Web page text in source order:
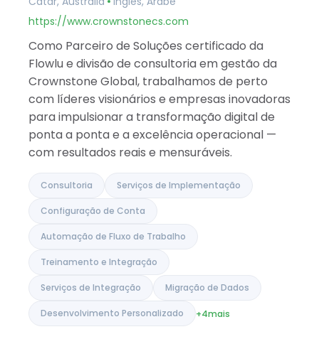
Israel
Índia
https://www.crownstonecs.com
Como Parceiro de Soluções certificado da
Flowlu e divisão de consultoria em gestão da
Crownstone Global, trabalhamos de perto
com líderes visionários e empresas inovadoras
para impulsionar a transformação digital de
ponta a ponta e a excelência operacional —
com resultados reais e mensuráveis.
Consultoria Serviços de Implementação
Configuração de Conta
Automação de Fluxo de Trabalho
Treinamento e Integração
Serviços de Integração Migração de Dados
Desenvolvimento Personalizado +4mais